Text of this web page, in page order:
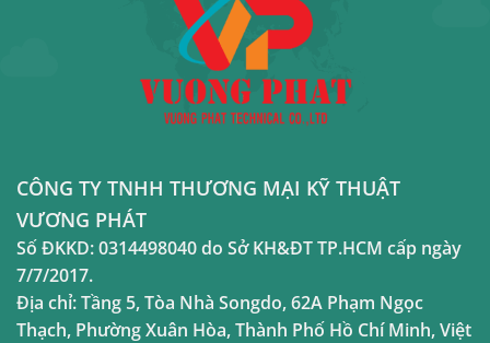
CÔNG TY TNHH THƯƠNG MẠI KỸ THUẬT
VƯƠNG PHÁT
Số ĐKKD:0314498040do Sở KH&ĐT TP.HCM cấp ngày
7/7/2017.
Địa chỉ:Tầng 5, Tòa Nhà Songdo, 62A Phạm Ngọc
Thạch, Phường Xuân Hòa, Thành Phố Hồ Chí Minh, Việt